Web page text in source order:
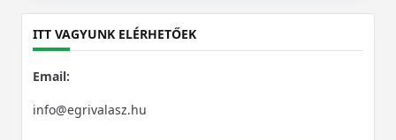
ITT VAGYUNK ELÉRHETŐEK
Email:
info@egrivalasz.hu